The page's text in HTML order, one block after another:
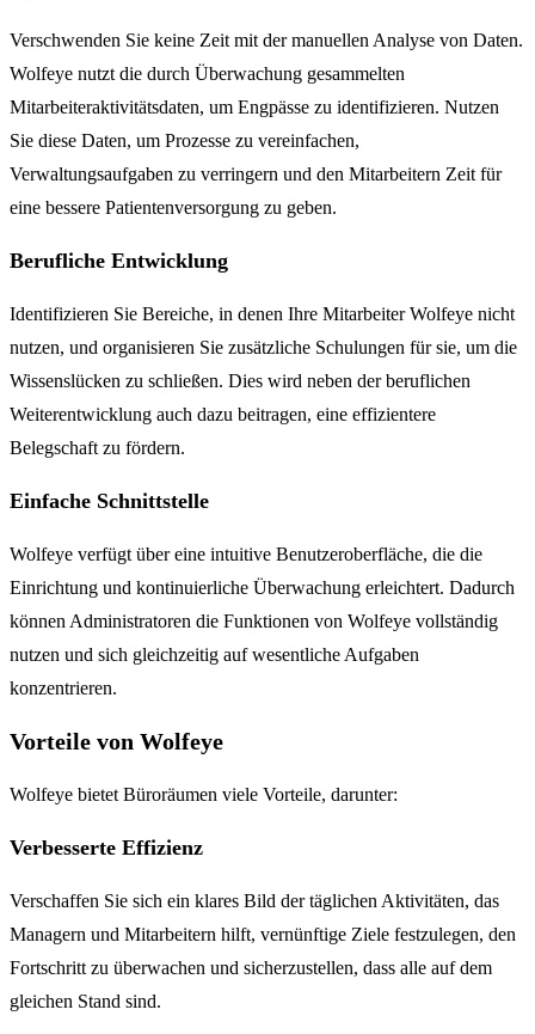
Verschwenden Sie keine Zeit mit der manuellen Analyse von Daten.
Wolfeye nutzt die durch Überwachung gesammelten
Mitarbeiteraktivitätsdaten, um Engpässe zu identifizieren. Nutzen
Sie diese Daten, um Prozesse zu vereinfachen,
Verwaltungsaufgaben zu verringern und den Mitarbeitern Zeit für
eine bessere Patientenversorgung zu geben.
Berufliche Entwicklung
Identifizieren Sie Bereiche, in denen Ihre Mitarbeiter Wolfeye nicht
nutzen, und organisieren Sie zusätzliche Schulungen für sie, um die
Wissenslücken zu schließen. Dies wird neben der beruflichen
Weiterentwicklung auch dazu beitragen, eine effizientere
Belegschaft zu fördern.
Einfache Schnittstelle
Wolfeye verfügt über eine intuitive Benutzeroberfläche, die die
Einrichtung und kontinuierliche Überwachung erleichtert. Dadurch
können Administratoren die Funktionen von Wolfeye vollständig
nutzen und sich gleichzeitig auf wesentliche Aufgaben
konzentrieren.
Vorteile von Wolfeye
Wolfeye bietet Büroräumen viele Vorteile, darunter:
Verbesserte Effizienz
Verschaffen Sie sich ein klares Bild der täglichen Aktivitäten, das
Managern und Mitarbeitern hilft, vernünftige Ziele festzulegen, den
Fortschritt zu überwachen und sicherzustellen, dass alle auf dem
gleichen Stand sind.